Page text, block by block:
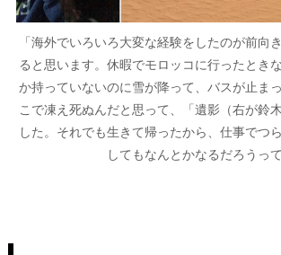
「海外でいろいろ大変な経験をしたのが前向
ると思います。休暇でモロッコに行ったとき
か持っていないのに雪が降って、バスが止ま
こで凍え死ぬんだと思って、「遺影（右が鈴
した。それでも生きて帰ったから、仕事でつ
してもなんとかなるだろうって